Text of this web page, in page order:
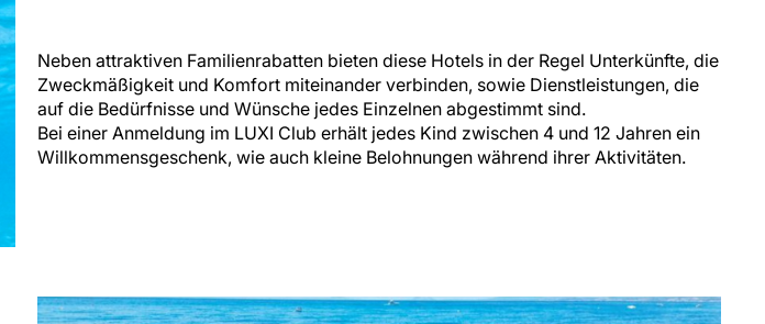
Neben attraktiven Familienrabatten bieten diese Hotels in der Regel Unterkünfte, die
Zweckmäßigkeit und Komfort miteinander verbinden, sowie Dienstleistungen, die
auf die Bedürfnisse und Wünsche jedes Einzelnen abgestimmt sind.
Bei einer Anmeldung im LUXI Club erhält jedes Kind zwischen 4 und 12 Jahren ein
Willkommensgeschenk, wie auch kleine Belohnungen während ihrer Aktivitäten.